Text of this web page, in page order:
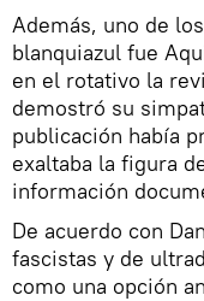
Además, uno de
blanquiazul fue
en el rotativo la
demostró su
publicación había
exaltaba la figura
información
De acuerdo con
fascistas y de
como una opción